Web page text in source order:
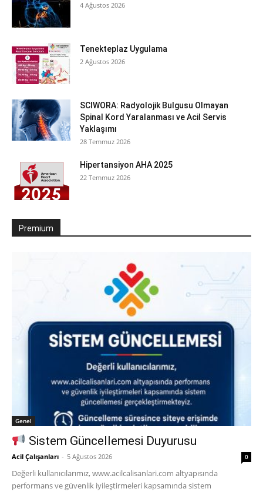
4 Ağustos 2026
Tenekteplaz Uygulama
2 Ağustos 2026
SCIWORA: Radyolojik Bulgusu Olmayan
Spinal Kord Yaralanması ve Acil Servis
Yaklaşımı
28 Temmuz 2026
Hipertansiyon AHA 2025
22 Temmuz 2026
Premium
Genel
Sistem Güncellemesi Duyurusu
Acil Çalışanları - 5 Ağustos 2026 0
Değerli kullanıcılarımız, www.acilcalisanlari.com altyapısında
performans ve güvenlik iyileştirmeleri kapsamında sistem